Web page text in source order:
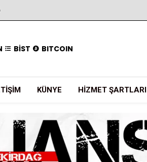
BİST BITCOIN
KÜNYE HIZMET ŞARTLARI